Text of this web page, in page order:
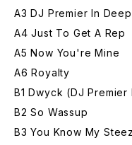
A3 DJ Premier In
A4 Just To Get A Rep
A5 Now You're Mine
A6 Royalty
B1 Dwyck (DJ
B2 So Wassup
B3 You Know My Steez